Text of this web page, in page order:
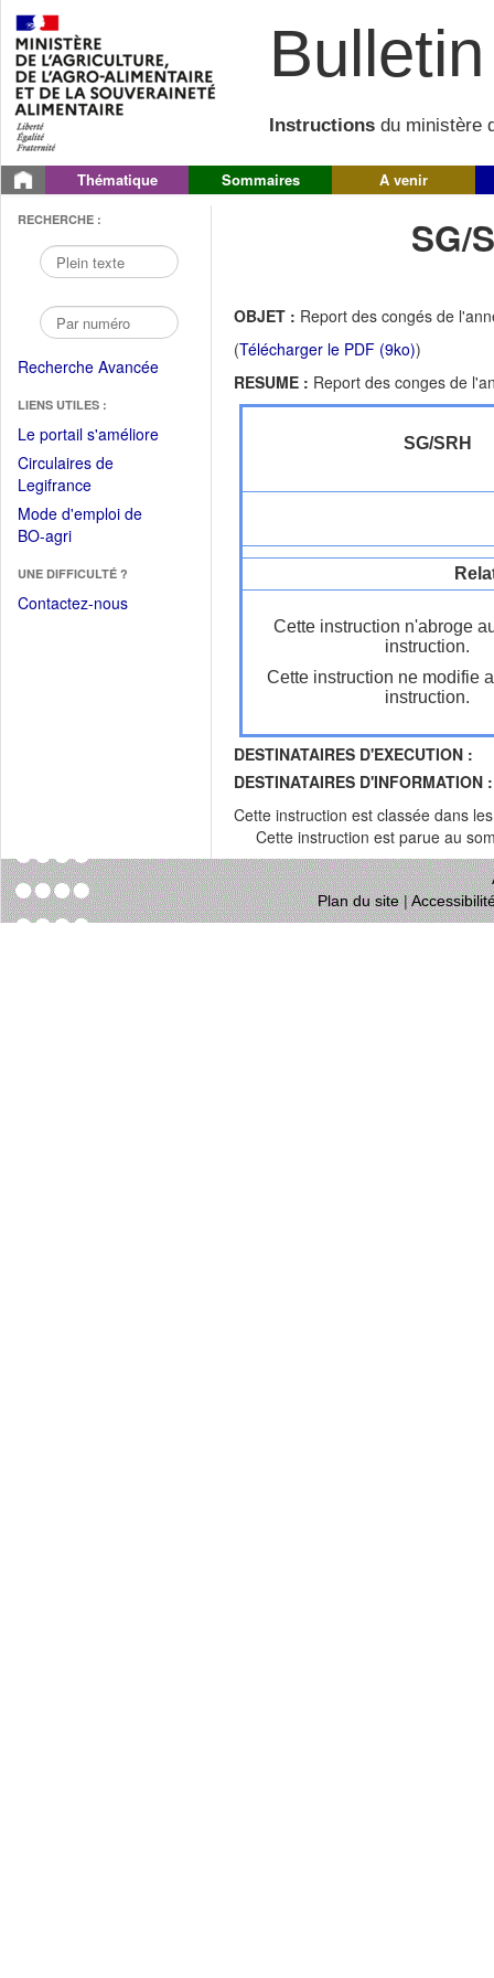
Instructions du ministère
Thématique Sommaires A venir
RECHERCHE :
Recherche Avancée
LIENS UTILES :
Le portail s'améliore(Fichier
Circulaires de
Legifrance(Ouvrir
dans
une
fenêtre)
Mode d'emploi de
BO-agri(Ouvrir
une
nouvelle
UNE DIFFICULTÉ ?
Contactez-nous
SG/
OBJET : Report des congés de
(Télécharger le PDF (9ko))
RESUME : Report des conges de
SG/SRH
Cette instruction n'abroge
instruction.
Cette instruction ne modifie
instruction.
DESTINATAIRES D'EXECUTION :
DESTINATAIRES D'INFORMATION :
Cette instruction est classée dans
Cette instruction est parue au
Plan du site|